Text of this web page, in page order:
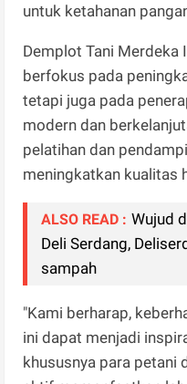
untuk ketahanan
Demplot Tani Merdeka
berfokus pada
tetapi juga pada
modern dan
pelatihan dan
meningkatkan kualitas
ALSO READ : Wujud
Deli Serdang,
sampah
"Kami berharap,
ini dapat menjadi
khususnya para petani